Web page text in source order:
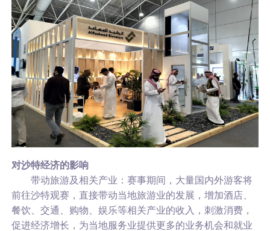
对沙特经济的影响
带动旅游及相关产业：赛事期间，大量国内外游客将
前往沙特观赛，直接带动当地旅游业的发展，增加酒店、
餐饮、交通、购物、娱乐等相关产业的收入，刺激消费，
促进经济增长，为当地服务业提供更多的业务机会和就业